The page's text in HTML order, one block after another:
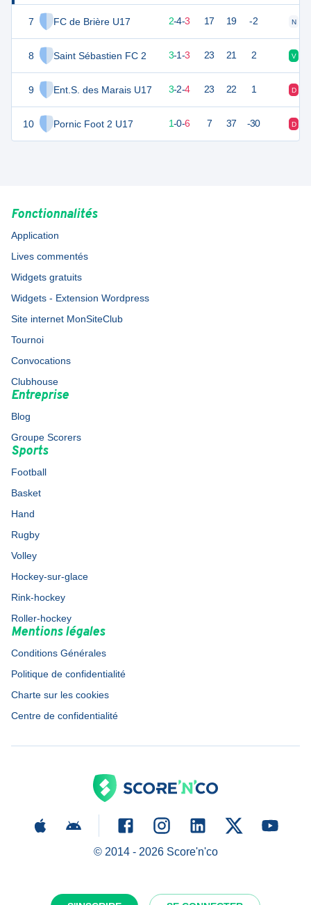
7 FC de Brière U17
8 Saint Sébastien FC 2
9 Ent.S. des Marais U17
10 Pornic Foot 2 U17
10 2-4-3 17 19 -2 N
8 3-1-3 23 21 2 V
5 9 3-2-4 23 22 1 D
1 1-0-6 7 37 -30 D
Fonctionnalités
Application
Lives commentés
Widgets gratuits
Widgets - Extension Wordpress
Site internet MonSiteClub
Tournoi
Convocations
Clubhouse
Entreprise
Blog
Groupe Scorers
Sports
Football
Basket
Hand
Rugby
Volley
Hockey-sur-glace
Rink-hockey
Roller-hockey
Mentions légales
Conditions Générales
Politique de confidentialité
Charte sur les cookies
Centre de confidentialité
© 2014 - 2026Score'n'co